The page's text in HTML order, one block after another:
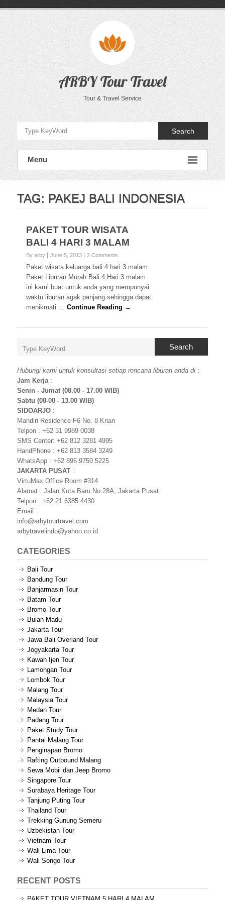
ARBY Tour Travel
Tour & Travel Service
Search
Menu
TAG: PAKEJ BALI INDONESIA
PAKET TOUR WISATA
BALI 4 HARI 3 MALAM
By arby June 5, 2013 2 Comments
Paket wisata keluarga bali 4 hari 3 malam
Paket Liburan Murah Bali 4 Hari 3 malam
ini kami buat untuk anda yang mempunyai
waktu liburan agak panjang sehingga dapat
menikmati …Continue Reading →
Search
Hubungi kami untuk konsultasi setiap rencana liburan anda di :
Jam Kerja:
Senin - Jumat (08.00 - 17.00 WIB)
Sabtu (08-00 - 13.00 WIB)
SIDOARJO :
Mandiri Residence F6 No. 8 Krian
Telpon : +62 31 9989 0038
SMS Center: +62 812 3281 4995
HandPhone : +62 813 3584 3249
WhatsApp : +62 896 9750 5225
JAKARTA PUSAT :
VirtuMax Office Room #314
Alamat : Jalan Kota Baru No 28A, Jakarta Pusat
Telpon : +62 21 6385 4430
Email :
info@arbytourtravel.com
arbytravelindo@yahoo.co.id
CATEGORIES
Bali Tour
Bandung Tour
Banjarmasin Tour
Batam Tour
Bromo Tour
Bulan Madu
Jakarta Tour
Jawa Bali Overland Tour
Jogyakarta Tour
Kawah Ijen Tour
Lamongan Tour
Lombok Tour
Malang Tour
Malaysia Tour
Medan Tour
Padang Tour
Paket Study Tour
Pantai Malang Tour
Penginapan Bromo
Rafting Outbound Malang
Sewa Mobil dan Jeep Bromo
Singapore Tour
Surabaya Heritage Tour
Tanjung Puting Tour
Thailand Tour
Trekking Gunung Semeru
Uzbekistan Tour
Vietnam Tour
Wali Lima Tour
Wali Songo Tour
RECENT POSTS